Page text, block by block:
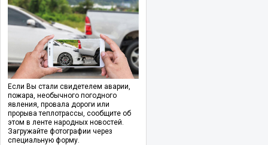
Если Вы стали свидетелем аварии,
пожара, необычного погодного
явления, провала дороги или
прорыва теплотрассы, сообщите об
этом в ленте народных новостей.
Загружайте фотографии через
специальную форму.